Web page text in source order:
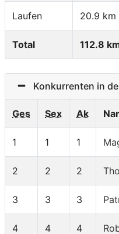
Laufen 20.9 km
Total 112.8
Konkurrenten in
Ges Sex Ak
1 1 1
2 2 2
3 3 3
4 4 4